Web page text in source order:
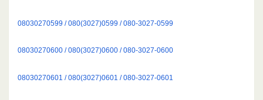
08030270599 / 080(3027)0599 / 080-3027-0599
08030270600 / 080(3027)0600 / 080-3027-0600
08030270601 / 080(3027)0601 / 080-3027-0601